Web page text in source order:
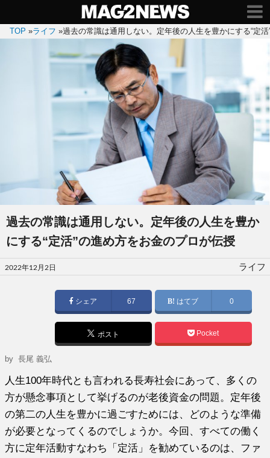
TOP »ライフ »過去の常識は通用しない。定年後の人生を豊かにする“定
過去の常識は通用しない。定年後の人生を豊か
にする“定活”の進め方をお金のプロが伝授
投
稿
2022年12月2日 ライフ
シェア 67 はてブ 0
ポスト Pocket
by長尾 義弘
人生100年時代とも言われる長寿社会にあって、多くの
方が懸念事項として挙げるのが老後資金の問題。定年後
の第二の人生を豊かに過ごすためには、どのような準備
が必要となってくるのでしょうか。今回、すべての働く
方に定年活動すなわち「定活」を勧めているのは、ファ